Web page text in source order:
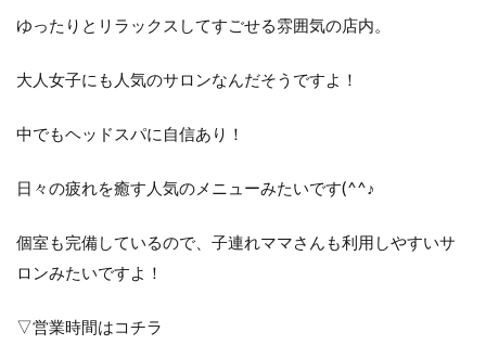
ゆったりとリラックスしてすごせる雰囲気の店内。
大人女子にも人気のサロンなんだそうですよ！
中でもヘッドスパに自信あり！
日々の疲れを癒す人気のメニューみたいです(^^♪
個室も完備しているので、子連れママさんも利用しやすいサ
ロンみたいですよ！
▽営業時間はコチラ